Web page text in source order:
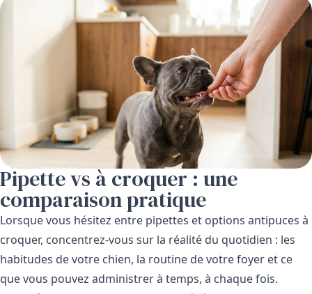
Pipette vs à croquer : une
comparaison pratique
Lorsque vous hésitez entre pipettes et options antipuces à
croquer, concentrez-vous sur la réalité du quotidien : les
habitudes de votre chien, la routine de votre foyer et ce
que vous pouvez administrer à temps, à chaque fois.